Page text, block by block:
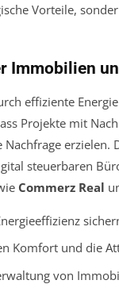
Vorteile,
effiziente
Projekte mit
erzielen.
steuerbaren
Commerz Real
Komfort und die
von